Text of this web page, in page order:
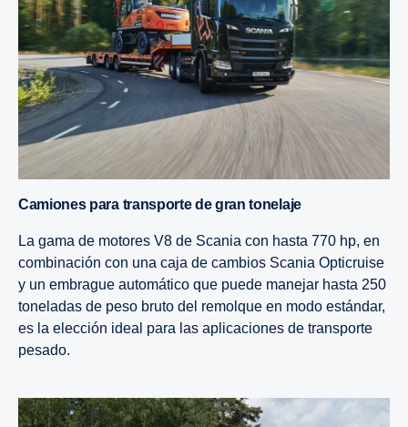
Camiones para transporte de gran tonelaje
La gama de motores V8 de Scania con hasta 770 hp, en
combinación con una caja de cambios Scania Opticruise
y un embrague automático que puede manejar hasta 250
toneladas de peso bruto del remolque en modo estándar,
es la elección ideal para las aplicaciones de transporte
pesado.